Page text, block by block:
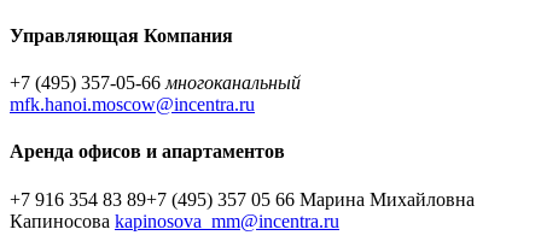
Управляющая Компания
+7 (495) 357-05-66 многоканальный
mfk.hanoi.moscow@incentra.ru
Аренда офисов и апартаментов
+7 916 354 83 89+7 (495) 357 05 66 Марина Михайловна
Капиносова kapinosova_mm@incentra.ru